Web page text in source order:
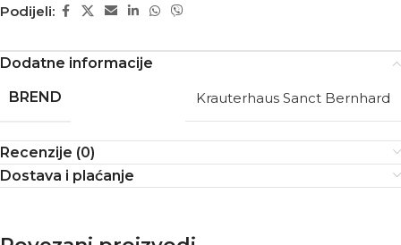
Podijeli:
Dodatne informacije
BREND
Krauterhaus Sanct Bernhard
Recenzije (0)
Dostava i plaćanje